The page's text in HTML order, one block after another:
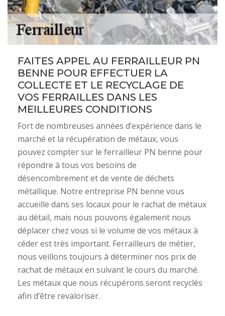
FAITES APPEL AU FERRAILLEUR PN
BENNE POUR EFFECTUER LA
COLLECTE ET LE RECYCLAGE DE
VOS FERRAILLES DANS LES
MEILLEURES CONDITIONS
Fort de nombreuses années d’expérience dans le
marché et la récupération de métaux, vous
pouvez compter sur le ferrailleur PN benne pour
répondre à tous vos besoins de
désencombrement et de vente de déchets
métallique. Notre entreprise PN benne vous
accueille dans ses locaux pour le rachat de métaux
au détail, mais nous pouvons également nous
déplacer chez vous si le volume de vos métaux à
céder est très important. Ferrailleurs de métier,
nous veillons toujours à déterminer nos prix de
rachat de métaux en suivant le cours du marché.
Les métaux que nous récupérons seront recyclés
afin d’être revaloriser.